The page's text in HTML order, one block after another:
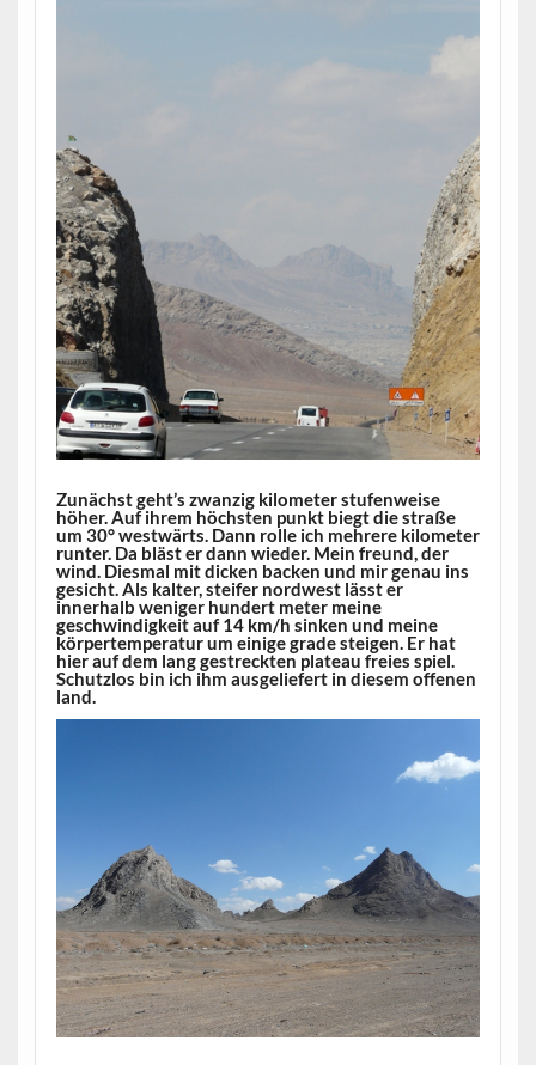
Zunächst geht’s zwanzig kilometer stufenweise
höher. Auf ihrem höchsten punkt biegt die straße
um 30° westwärts. Dann rolle ich mehrere kilometer
runter. Da bläst er dann wieder. Mein freund, der
wind. Diesmal mit dicken backen und mir genau ins
gesicht. Als kalter, steifer nordwest lässt er
innerhalb weniger hundert meter meine
geschwindigkeit auf 14 km/h sinken und meine
körpertemperatur um einige grade steigen. Er hat
hier auf dem lang gestreckten plateau freies spiel.
Schutzlos bin ich ihm ausgeliefert in diesem offenen
land.